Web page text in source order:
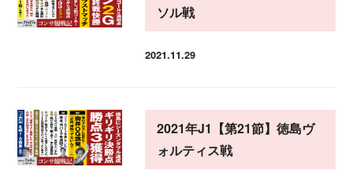
ソル戦
投稿日
2021.11.29
2021年J1【第21節】徳島ヴ
ォルティス戦